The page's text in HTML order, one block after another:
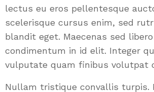
lectus eu eros pellentesque
scelerisque cursus enim, sed
blandit eget. Maecenas sed
condimentum in id elit. Integer
vulputate quam finibus volutpat
Nullam tristique convallis turpis.